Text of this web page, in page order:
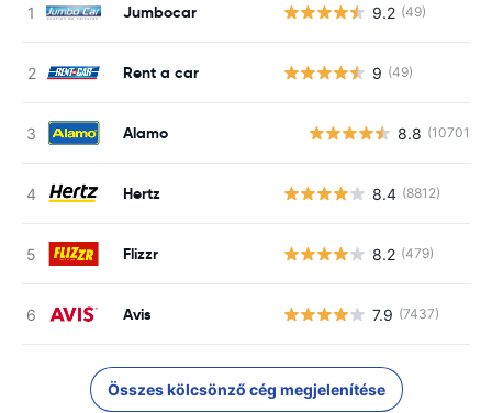
Jumbocar 9.2 (49)
Rent a car 9 (49)
Alamo 8.8 (10701)
Hertz 8.4 (8812)
Flizzr 8.2 (479)
Avis 7.9 (7437)
Összes kölcsönző cég megjelenítése